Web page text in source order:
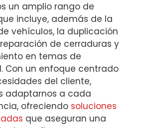
un amplio rango de
incluye, además de la
vehículos, la duplicación
de cerraduras y
en temas de
Con un enfoque centrado
del cliente,
adaptarnos a cada
ofreciendo soluciones
que aseguran una